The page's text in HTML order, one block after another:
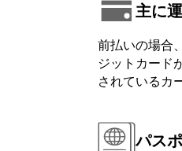
主に
前払いの場合
ジットカード
されているカ
パス